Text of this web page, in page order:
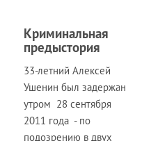
Криминальная
предыстория
33-летний Алексей
Ушенин был задержан
утром 28 сентября
2011 года - по
подозрению в двух